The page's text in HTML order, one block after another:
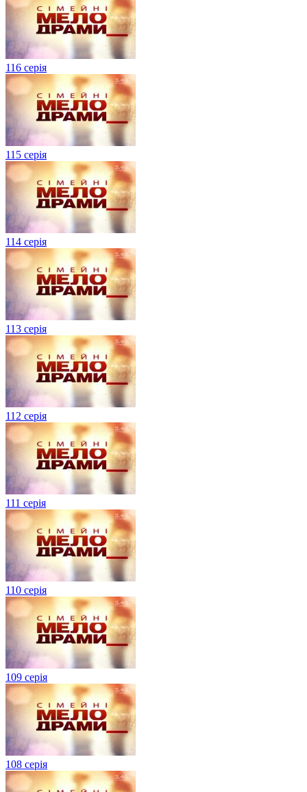
116 серія
115 серія
114 серія
113 серія
112 серія
111 серія
110 серія
109 серія
108 серія